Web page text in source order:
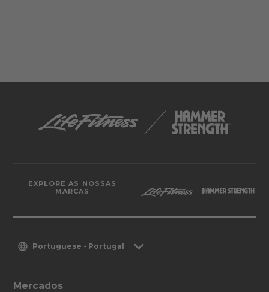
EXPLORE AS NOSSAS
MARCAS
Portuguese - Portugal
Mercados